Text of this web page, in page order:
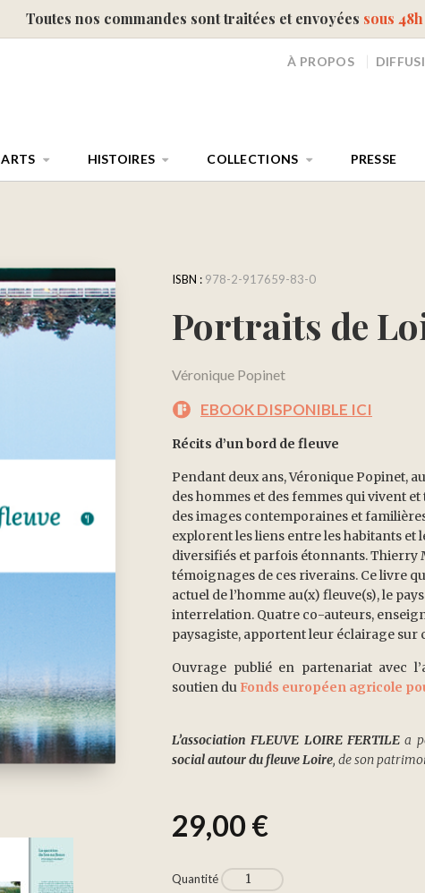
Toutes nos commandes sont traitées et envoyées sous 48h
À PROPOS
ARTS HISTOIRES COLLECTIONS PRESSE
ISBN : 978-2-917659-83-0
Portraits de
Véronique Popinet
EBOOK DISPONIBLE ICI
Récits d’un bord de fleuve
Pendant deux ans, Véronique Popinet,
des hommes et des femmes qui vivent
des images contemporaines et
explorent les liens entre les habitants et
diversifiés et parfois étonnants. Thierry
témoignages de ces riverains. Ce livre
actuel de l’homme au(x) fleuve(s), le
interrelation. Quatre co-auteurs,
paysagiste, apportent leur éclairage sur
Ouvrage publié en partenariat avec
soutien du Fonds européen agricole
L’association FLEUVE LOIRE FERTILEa
social autour du fleuve Loire, de son
29,00€
Quantité